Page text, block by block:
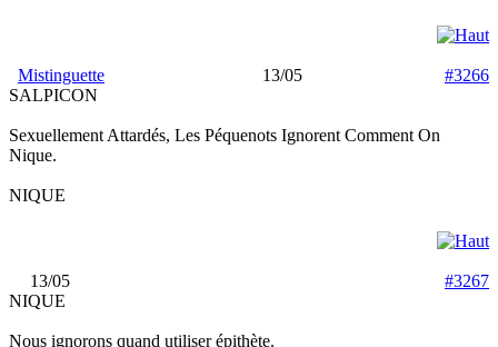
Mistinguette 13/05
#3266
SALPICON
Sexuellement Attardés, Les Péquenots Ignorent Comment On
Nique.
NIQUE
13/05
#3267
NIQUE
Nous ignorons quand utiliser épithète.